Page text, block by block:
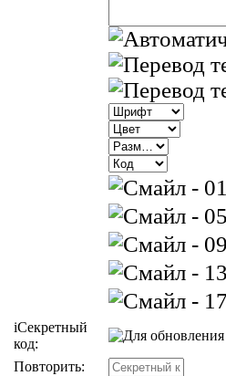
iСекретный
код:
Повторить: